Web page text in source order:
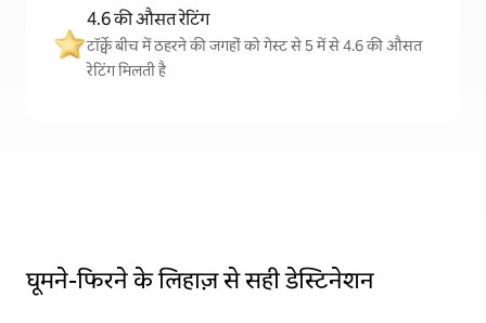
4.6 की औसत रेटिंग
टॉर्क्वे बीच में ठहरने की जगहों को गेस्ट से 5 में से 4.6 की औसत
रेटिंग मिलती है
घूमने-फिरने के लिहाज़ से सही डेस्टिनेशन